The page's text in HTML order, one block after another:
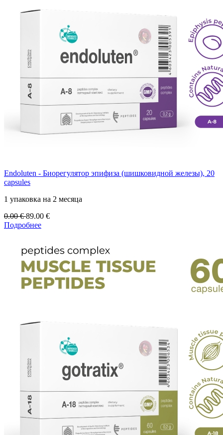
Endoluten - Биорегулятор эпифиза (шишковидной железы), 20
capsules
1 упаковка на 2 месяца
0.00€89.00 €
Подробнее